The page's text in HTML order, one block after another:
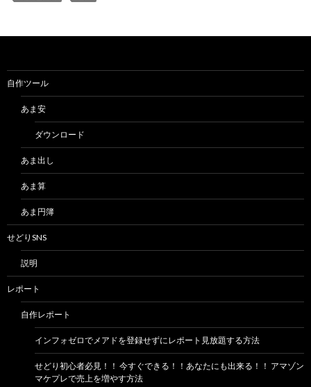
自作ツール
あま安
ダウンロード
あま出し
あま算
あま円簿
せどりSNS
説明
レポート
自作レポート
インフォゼロでメアドを登録せずにレポート見放題する方法
せどり初心者必見！！ 今すぐできる！！あなたにも出来る！！ アマゾン
マケプレで売上を増やす方法